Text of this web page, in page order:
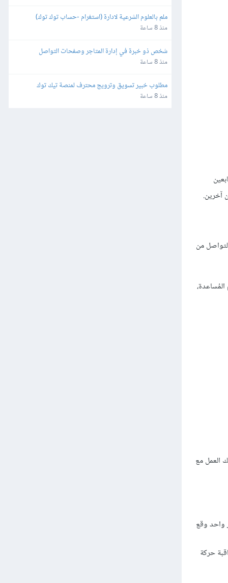
آخرين.
من
العمل مع
واحد وقع
حركة
ملم بالعلوم الشرعية لادارة (استغرام -حساب توك توك)
منذ 8 ساعة
الإجتماعي
منذ 8 ساعة
(TikTok ads)منذ 8 ساعة